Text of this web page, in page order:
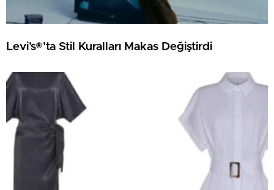
Levi’s®’ta Stil Kuralları Makas Değiştirdi